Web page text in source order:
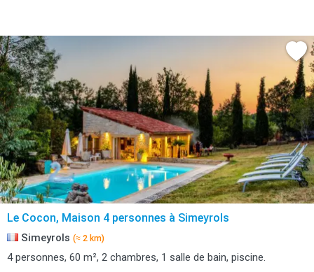
Le Cocon, Maison 4 personnes à Simeyrols
Simeyrols (≈ 2 km)
4 personnes, 60 m², 2 chambres, 1 salle de bain, piscine.